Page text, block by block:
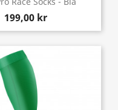
199,00 kr